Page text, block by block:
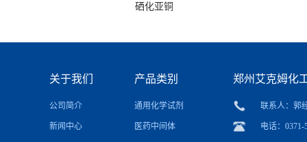
硒化亚铜
关于我们
公司简介
新闻中心
产品类别
通用化学试剂
医药中间体
郑州艾克姆化
联系人：郭
电话：0371-